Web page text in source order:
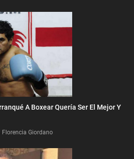
A Boxear Quería Ser El Mejor Y
Florencia Giordano